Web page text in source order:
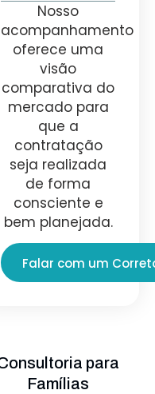
Nosso
acompanhamento
oferece uma
visão
comparativa do
mercado para
que a
contratação
seja realizada
de forma
consciente e
bem planejada.
Falar com um
para
Famílias